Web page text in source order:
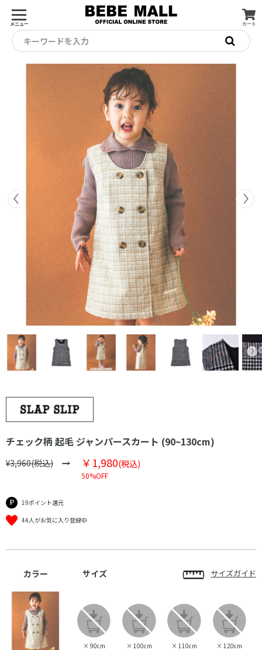
メニュー カート
キーワードを入力
チェック柄 起毛 ジャンパースカート (90~130cm)
¥3,960(税込) ￥1,980(税込)
50%OFF
19ポイント還元
44人がお気に入り登録中
カラー サイズ サイズガイド
× 90cm × 100cm × 110cm × 120cm